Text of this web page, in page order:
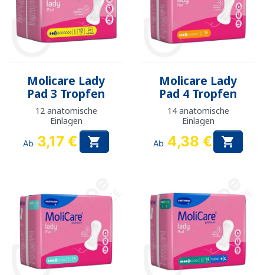
Molicare Lady
Pad 3 Tropfen
12 anatomische
Einlagen
Ab 3,17 € 
Molicare Lady
Pad 4 Tropfen
14 anatomische
Einlagen
Ab 4,38 € 